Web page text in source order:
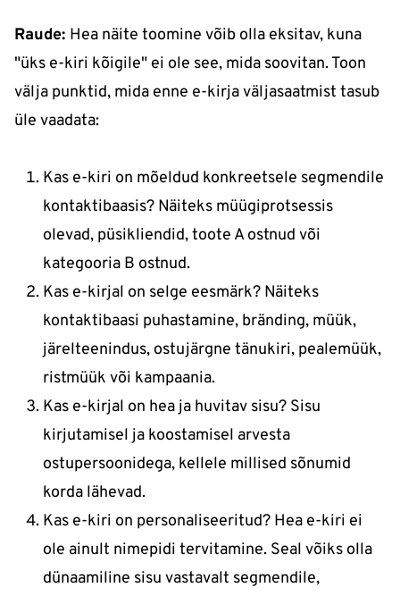
Raude: Hea näite toomine võib olla eksitav, kuna
"üks e-kiri kõigile" ei ole see, mida soovitan. Toon
välja punktid, mida enne e-kirja väljasaatmist tasub
üle vaadata:
Kas e-kiri on mõeldud konkreetsele segmendile
kontaktibaasis? Näiteks müügiprotsessis
olevad, püsikliendid, toote A ostnud või
kategooria B ostnud.
Kas e-kirjal on selge eesmärk? Näiteks
kontaktibaasi puhastamine, bränding, müük,
järelteenindus, ostujärgne tänukiri, pealemüük,
ristmüük või kampaania.
Kas e-kirjal on hea ja huvitav sisu? Sisu
kirjutamisel ja koostamisel arvesta
ostupersoonidega, kellele millised sõnumid
korda lähevad.
Kas e-kiri on personaliseeritud? Hea e-kiri ei
ole ainult nimepidi tervitamine. Seal võiks olla
dünaamiline sisu vastavalt segmendile,